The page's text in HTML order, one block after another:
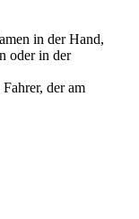
in der Hand,
oder in der
der am